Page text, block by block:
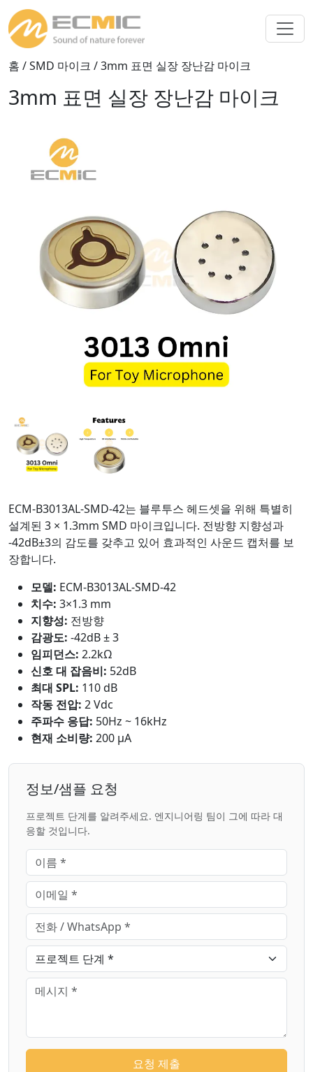
홈 /SMD 마이크 / 3mm 표면 실장 장난감 마이크
3mm 표면 실장 장난감 마이크
ECM-B3013AL-SMD-42는 블루투스 헤드셋을 위해 특별히
설계된 3 × 1.3mm SMD 마이크입니다. 전방향 지향성과
-42dB±3의 감도를 갖추고 있어 효과적인 사운드 캡처를 보
장합니다.
모델: ECM-B3013AL-SMD-42
치수: 3×1.3 mm
지향성: 전방향
감광도: -42dB ± 3
임피던스: 2.2kΩ
신호 대 잡음비: 52dB
최대 SPL: 110 dB
작동 전압: 2 Vdc
주파수 응답: 50Hz ~ 16kHz
현재 소비량: 200 μA
정보/샘플 요청
프로젝트 단계를 알려주세요. 엔지니어링 팀이 그에 따라 대
응할 것입니다.
요청 제출